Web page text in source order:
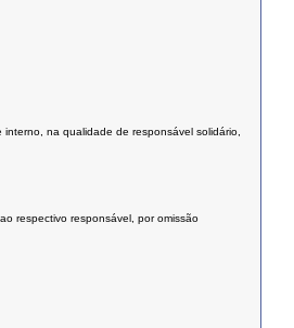
na qualidade de responsável solidário,
respectivo responsável, por omissão